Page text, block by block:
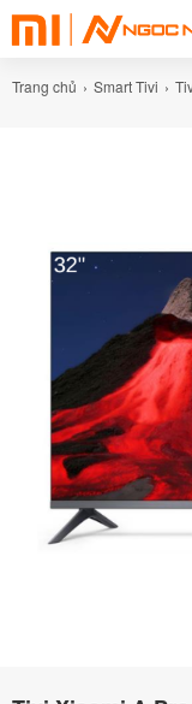
Trang chủ Smart Tivi